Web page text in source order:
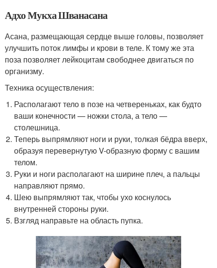
Адхо Мукха Шванасана
Асана, размещающая сердце выше головы, позволяет
улучшить поток лимфы и крови в теле. К тому же эта
поза позволяет лейкоцитам свободнее двигаться по
организму.
Техника осуществления:
Располагают тело в позе на четвереньках, как будто
ваши конечности — ножки стола, а тело —
столешница.
Теперь выпрямляют ноги и руки, толкая бёдра вверх,
образуя перевернутую V-образную форму с вашим
телом.
Руки и ноги располагают на ширине плеч, а пальцы
направляют прямо.
Шею выпрямляют так, чтобы ухо коснулось
внутренней стороны руки.
Взгляд направьте на область пупка.